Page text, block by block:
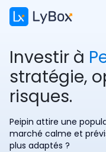
Investir à
stratégie,
risques.
Peipin attire une
marché calme et
plus adaptés ?